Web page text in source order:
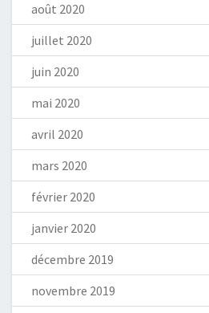
août 2020
juillet 2020
juin 2020
mai 2020
avril 2020
mars 2020
février 2020
janvier 2020
décembre 2019
novembre 2019